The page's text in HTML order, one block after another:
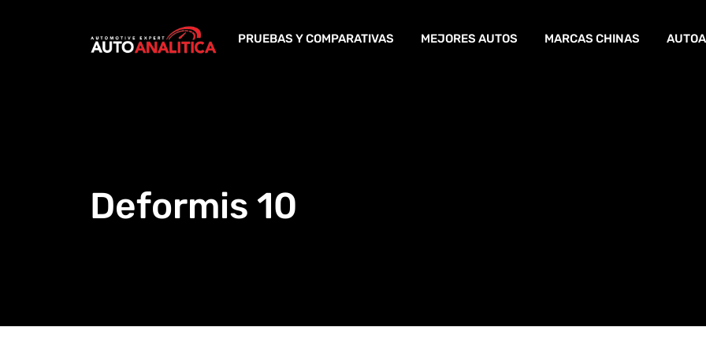
PRUEBAS Y COMPARATIVAS MEJORES AUTOS MARCAS CHINAS
Deformis 10